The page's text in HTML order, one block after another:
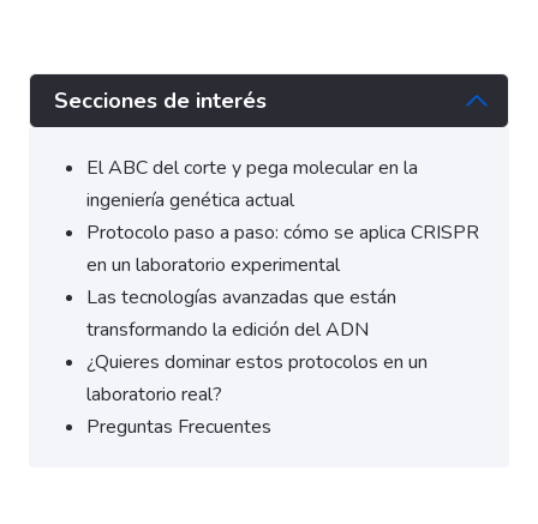
Secciones de interés
El ABC del corte y pega molecular en la
ingeniería genética actual
Protocolo paso a paso: cómo se aplica CRISPR
en un laboratorio experimental
Las tecnologías avanzadas que están
transformando la edición del ADN
¿Quieres dominar estos protocolos en un
laboratorio real?
Preguntas Frecuentes